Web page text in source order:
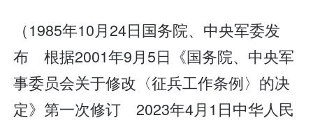
（1985年10月24日国务院、中央军委发
布 根据2001年9月5日《国务院、中央军
事委员会关于修改〈征兵工作条例〉的决
定》第一次修订 2023年4月1日中华人民